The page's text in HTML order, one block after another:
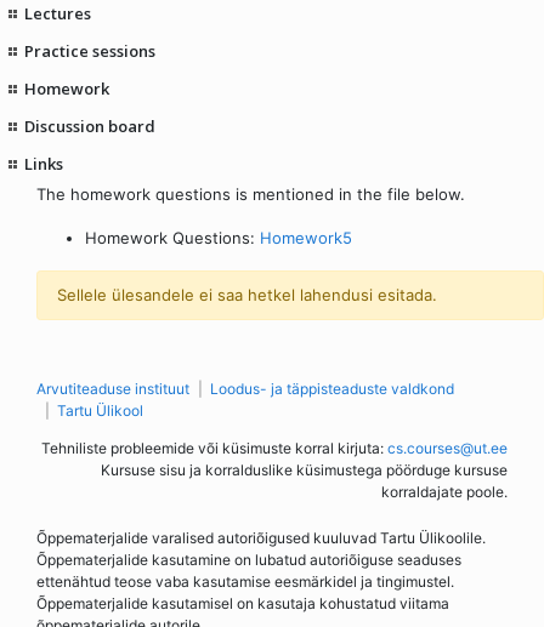
Lectures
Practice sessions
Homework
Discussion board
Links
The homework questions is mentioned in the file below.
Homework Questions: Homework5
Sellele ülesandele ei saa hetkel lahendusi esitada.
Arvutiteaduse instituut
Loodus- ja täppisteaduste valdkond
Tartu Ülikool
Tehniliste probleemide või küsimuste korral kirjuta: cs.courses@ut.ee
Kursuse sisu ja korralduslike küsimustega pöörduge kursuse
korraldajate poole.
Õppematerjalide varalised autoriõigused kuuluvad Tartu Ülikoolile.
Õppematerjalide kasutamine on lubatud autoriõiguse seaduses
ettenähtud teose vaba kasutamise eesmärkidel ja tingimustel.
Õppematerjalide kasutamisel on kasutaja kohustatud viitama